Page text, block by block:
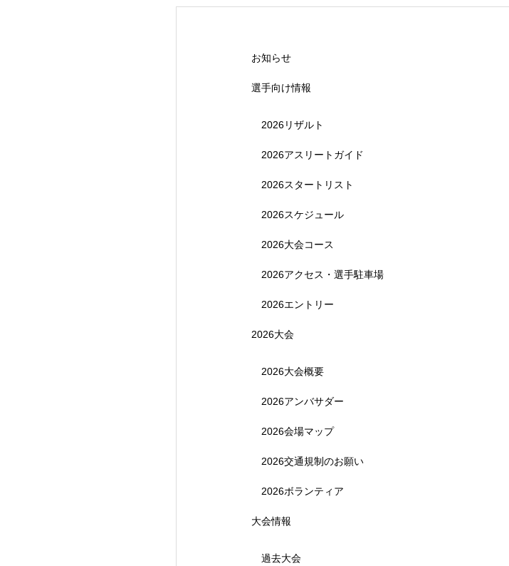
【受付終了】参加費無料! 5月6日(祝) 「小学生ラン教室」
お知らせ
選手向け情報
2026リザルト
2026アスリートガイド
2026スタートリスト
2026スケジュール
2026大会コース
2026アクセス・選手駐車場
2026エントリー
2026大会
2026大会概要
2026アンバサダー
2026会場マップ
2026交通規制のお願い
2026ボランティア
大会情報
過去大会